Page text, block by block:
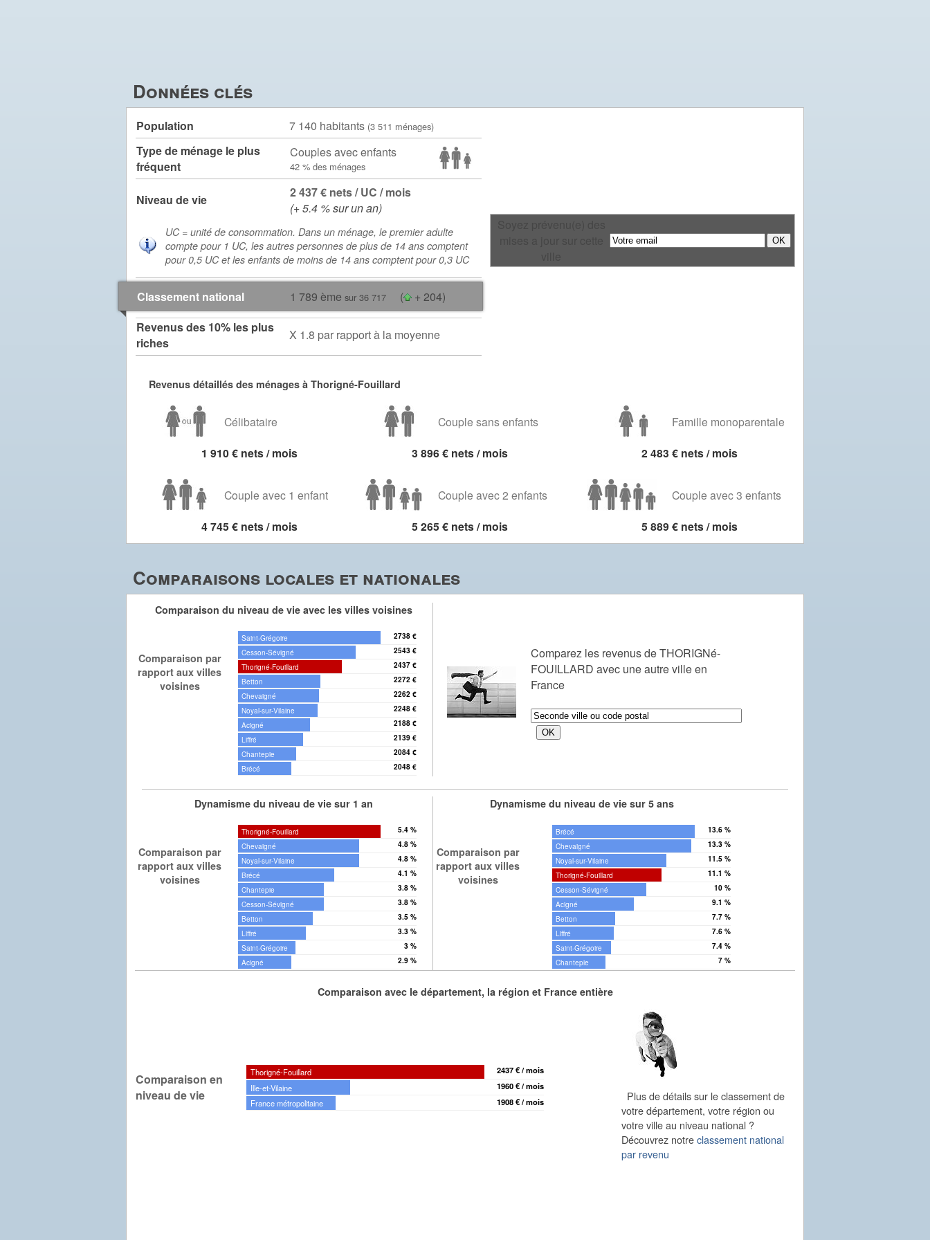
Données clés
Population 7 140 habitants (3 511 ménages)
Type de ménage le plus
fréquent
Couples avec enfants
42 % des ménages
Niveau de vie
2 437 € nets / UC / mois
(+ 5.4 % sur un an)
UC = unité de consommation. Dans un ménage, le premier adulte
compte pour 1 UC, les autres personnes de plus de 14 ans comptent
pour 0,5 UC et les enfants de moins de 14 ans comptent pour 0,3 UC
Classement national 1 789 ème sur 36 717 (
+ 204)
Revenus des 10% les plus
riches
X 1.8 par rapport à la moyenne
Revenus détaillés des ménages à Thorigné-Fouillard
Célibataire Couple sans enfants Famille monoparentale
1 910 € nets / mois 3 896 € nets / mois 2 483 € nets / mois
Couple avec 1 enfant Couple avec 2 enfants Couple avec 3 enfants
4 745 € nets / mois 5 265 € nets / mois 5 889 € nets / mois
Comparaisons locales et nationales
Comparaison du niveau de vie avec les villes voisines
Comparaison par
rapport aux villes
voisines
Saint-Grégoire 2738 €
Cesson-Sévigné 2543 €
Thorigné-Fouillard 2437 €
Betton 2272 €
Chevaigné 2262 €
Noyal-sur-Vilaine 2248 €
Acigné 2188 €
Liffré 2139 €
Chantepie 2084 €
Brécé 2048 €
Comparez les revenus de THORIGNé-
FOUILLARD avec une autre ville en
France
Dynamisme du niveau de vie sur 1 an
Comparaison par
rapport aux villes
voisines
Thorigné-Fouillard 5.4 %
Chevaigné 4.8 %
Noyal-sur-Vilaine 4.8 %
Brécé 4.1 %
Chantepie 3.8 %
Cesson-Sévigné 3.8 %
Betton 3.5 %
Liffré 3.3 %
Saint-Grégoire 3 %
Acigné 2.9 %
Dynamisme du niveau de vie sur 5 ans
Comparaison par
rapport aux villes
voisines
Brécé 13.6 %
Chevaigné 13.3 %
Noyal-sur-Vilaine 11.5 %
Thorigné-Fouillard 11.1 %
Cesson-Sévigné 10 %
Acigné 9.1 %
Betton 7.7 %
Liffré 7.6 %
Saint-Grégoire 7.4 %
Chantepie 7 %
Comparaison avec le département, la région et France entière
Comparaison en
niveau de vie
Thorigné-Fouillard
2437 € / mois
Ille-et-Vilaine
1960 € / mois
France métropolitaine
1908 € / mois
Plus de détails sur le classement de
votre département, votre région ou
votre ville au niveau national ?
Découvrez notreclassement national
par revenu